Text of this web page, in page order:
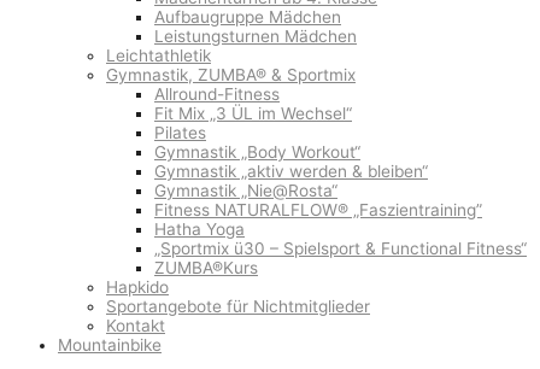
Aufbaugruppe Mädchen
Leistungsturnen Mädchen
Leichtathletik
Gymnastik, ZUMBA® & Sportmix
Allround-Fitness
Fit Mix „3 ÜL im Wechsel“
Pilates
Gymnastik „Body Workout“
Gymnastik „aktiv werden & bleiben“
Gymnastik „Nie@Rosta“
Fitness NATURALFLOW® „Faszientraining”
Hatha Yoga
„Sportmix ü30 – Spielsport & Functional Fitness“
ZUMBA®Kurs
Hapkido
Sportangebote für Nichtmitglieder
Kontakt
Mountainbike